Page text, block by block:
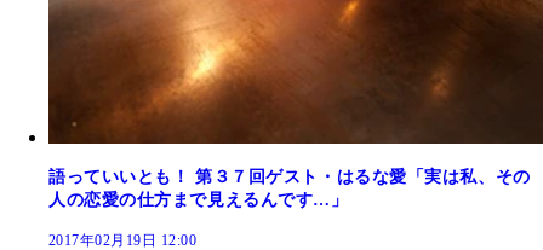
語っていいとも！ 第３７回ゲスト・はるな愛「実は私、その
人の恋愛の仕方まで見えるんです…」
2017年02月19日 12:00